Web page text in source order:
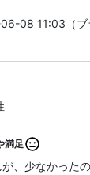
08 11:03（ブ
満足
、少なかった